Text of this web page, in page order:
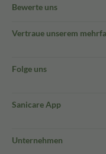
Bewerte uns
Vertraue unserem
Folge uns
Sanicare App
Unternehmen